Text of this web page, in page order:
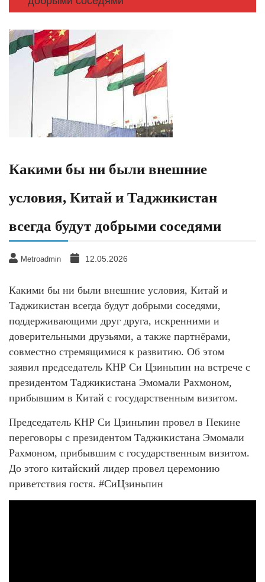
Какими бы ни были внешние
условия, Китай и Таджикистан
всегда будут добрыми соседями
Metroadmin 12.05.2026
Какими бы ни были внешние условия, Китай и
Таджикистан всегда будут добрыми соседями,
поддерживающими друг друга, искренними и
доверительными друзьями, а также партнёрами,
совместно стремящимися к развитию. Об этом
заявил председатель КНР Си Цзиньпин на встрече с
президентом Таджикистана Эмомали Рахмоном,
прибывшим в Китай с государственным визитом.
Председатель КНР Си Цзиньпин провел в Пекине
переговоры с президентом Таджикистана Эмомали
Рахмоном, прибывшим с государственным визитом.
До этого китайский лидер провел церемонию
приветствия гостя. #СиЦзиньпин